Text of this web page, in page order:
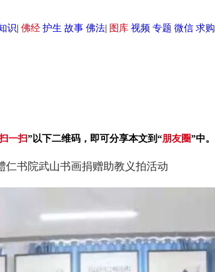
识| 佛经 护生 故事 佛法| 图库 视频 专题 微信 求购
一扫”以下二维码，即可分享本文到“朋友圈”中。
书院武山书画捐赠助教义拍活动